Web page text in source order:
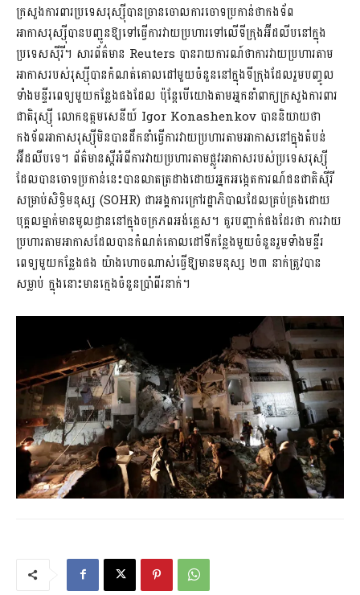
ក្រសួងការពារប្រទេសរុស្ស៊ីបានច្រានចោលការចោទប្រកាន់ថាកងទ័ព
អាកាសរុស្ស៊ីបានបញ្ជូនឱ្យទៅធ្វើការវាយប្រហារទៅលើទីក្រុងអ៊ីដលីបនៅក្នុង
ប្រទេសស៊ីរី។ សារព័ត៌មាន Reuters បានរាយការណ៍ថាការវាយប្រហារតាម
អាកាសរបស់រុស្ស៊ីបានកំណត់គោលដៅមួយចំនួននៅក្នុងទីក្រុងដែលរួមបញ្ចូល
ទាំងមន្ទីរពេទ្យមួយកន្លែងផងដែល ប៉ុន្តែបើយោងតាមអ្នកនាំពាក្យក្រសួងការពារ
ជាតិរុស្ស៉ី លោកឧត្តមសេនីយ៍ Igor Konashenkov បាននិយាយថា
កងទ័ពអាកាសរុស្ស៊ីមិនបានដឹកនាំធ្វើការវាយប្រហារតាមអាកាសនៅក្នុងតំបន់
អ៊ីដលីបទេ។ ព័ត៌មានស្តីអំពីការវាយប្រហារតាមផ្លូវអាកាសរបស់ប្រទេសរុស្ស៊ី
ដែលបានចោទប្រកាន់នេះបានលាតត្រដាងដោយអ្នកអង្កេតការណ៍ជនជាតិស៊ីរី
សម្រាប់សិទ្ធិមនុស្ស (SOHR) ជាអង្គការក្រៅរដ្ឋាភិបាលដែលគ្រប់គ្រងដោយ
បុគ្គលម្នាក់មានមូលដ្ធាននៅក្នុងចក្រភពអង់គ្លេស។ គួរបញ្ជាក់ផងដែរថា ការវាយ
ប្រហារតាមអាកាសដែលបានកំណត់គោលដៅទីកន្លែងមួយចំនួនរួមទាំងមន្ទីរ
ពេទ្យមួយកន្លែងផង យ៉ាងហោចណាស់ធ្វើឱ្យមានមនុស្ស ២៣ នាក់ត្រូវបាន
សម្លាប់ ក្នុងនោះមានក្មេងចំនួនប្រាំពីរនាក់។